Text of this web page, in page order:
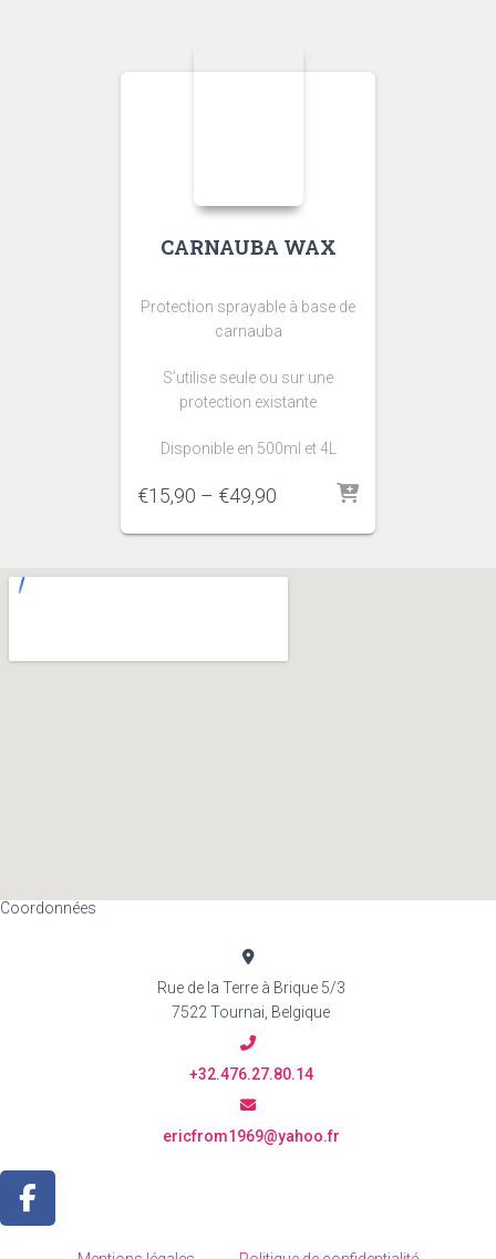
CARNAUBA WAX
Protection sprayable à base de
carnauba
S’utilise seule ou sur une
protection existante
Disponible en 500ml et 4L
€15,90 – €49,90
Coordonnées
Rue de la Terre à Brique 5/3
7522 Tournai, Belgique
+32.476.27.80.14
ericfrom1969@yahoo.fr